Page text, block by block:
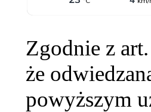
Zgodnie z
że
powyższym